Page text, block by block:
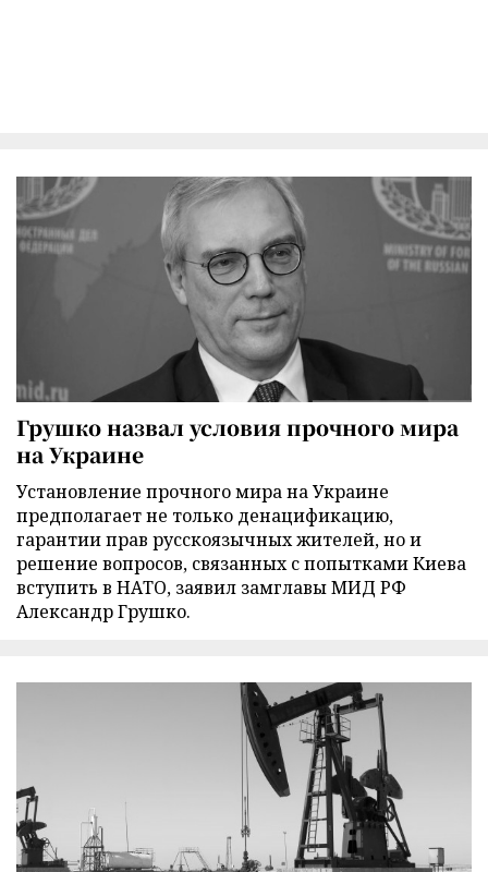
Грушко назвал условия прочного мира
на Украине
Установление прочного мира на Украине
предполагает не только денацификацию,
гарантии прав русскоязычных жителей, но и
решение вопросов, связанных с попытками Киева
вступить в НАТО, заявил замглавы МИД РФ
Александр Грушко.